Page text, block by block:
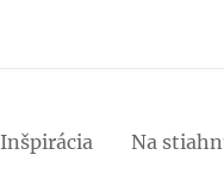
Inšpirácia Na